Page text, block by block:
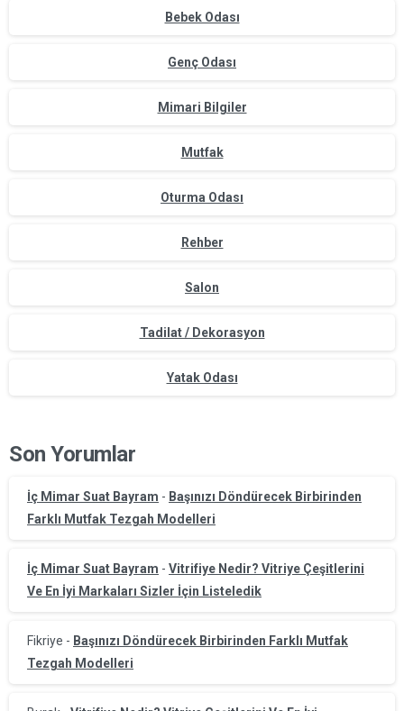
Bebek Odası
Genç Odası
Mimari Bilgiler
Mutfak
Oturma Odası
Rehber
Salon
Tadilat / Dekorasyon
Yatak Odası
Son Yorumlar
İç Mimar Suat Bayram - Başınızı Döndürecek Birbirinden
Farklı Mutfak Tezgah Modelleri
İç Mimar Suat Bayram - Vitrifiye Nedir? Vitriye Çeşitlerini
Ve En İyi Markaları Sizler İçin Listeledik
Fikriye - Başınızı Döndürecek Birbirinden Farklı Mutfak
Tezgah Modelleri